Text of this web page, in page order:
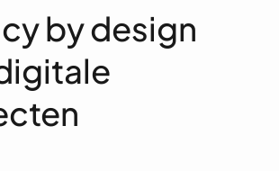
by design